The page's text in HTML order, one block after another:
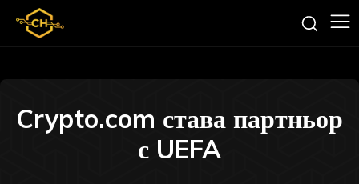
Crypto.com става партньор
с UEFA